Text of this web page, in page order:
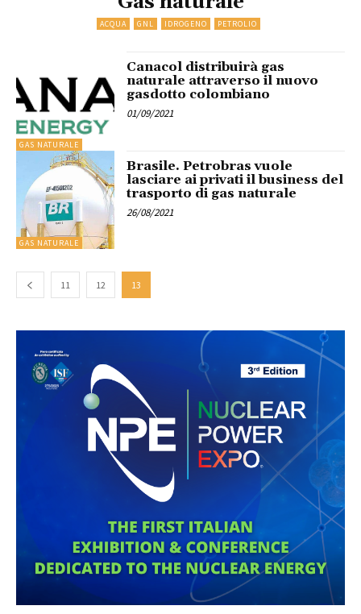
ACQUA GNL IDROGENO PETROLIO
GAS NATURALE
Canacol distribuirà gas
naturale attraverso il nuovo
gasdotto colombiano
01/09/2021
GAS NATURALE
Brasile. Petrobras vuole
lasciare ai privati il business del
trasporto di gas naturale
26/08/2021
11 12 13